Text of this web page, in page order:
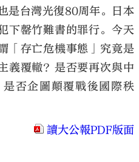
是台灣光復80周年。日本
下罄竹難書的罪行。今天
「存亡危機事態」究竟是
義覆轍？是否要再次與中
否企圖顛覆戰後國際秩
讀大公報PDF版面